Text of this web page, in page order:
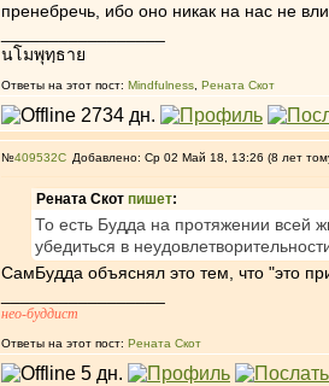
пренебречь, ибо оно никак на нас не
นโมพุทฺธาย
Ответы на этот пост: Mindfulness Рената Скот
№409532 Добавлено: Ср 02 Май 18, 13:26 (8 лет
Рената Скот пишет:
То есть Будда на протяжении всей
убедиться в
СамБудда объяснял это тем, что "это
нео-буддист
Ответы на этот пост: Рената Скот